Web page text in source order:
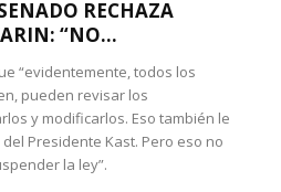
RECHAZA
“NO...
“evidentemente, todos los
pueden revisar los
y modificarlos. Eso también le
Presidente Kast. Pero eso no
la ley”.